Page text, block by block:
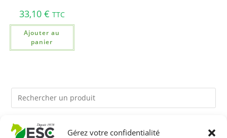
Gérez votre confidentialité
33,10 € TTC
Ajouter au
panier
Ils pourraient vous plaire